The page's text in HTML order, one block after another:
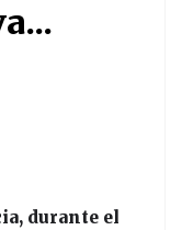
durante el